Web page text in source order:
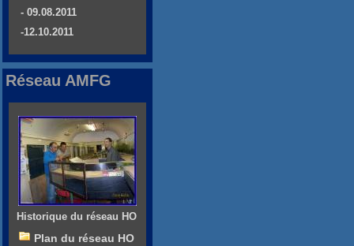
- 09.08.2011
-12.10.2011
Réseau AMFG
Historique du réseau HO
Plan du réseau HO